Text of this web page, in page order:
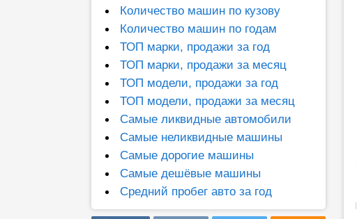
Количество машин по кузову
Количество машин по годам
ТОП марки, продажи за год
ТОП марки, продажи за месяц
ТОП модели, продажи за год
ТОП модели, продажи за месяц
Самые ликвидные автомобили
Самые неликвидные машины
Самые дорогие машины
Самые дешёвые машины
Средний пробег авто за год